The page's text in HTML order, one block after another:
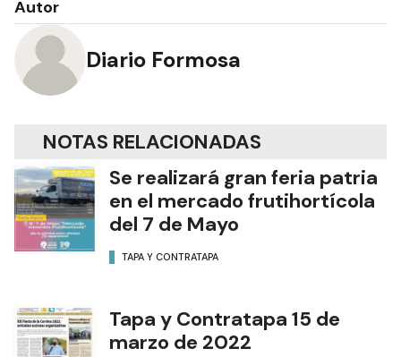
Autor
Diario Formosa
NOTAS RELACIONADAS
Se realizará gran feria patria
en el mercado frutihortícola
del 7 de Mayo
TAPA Y CONTRATAPA
Tapa y Contratapa 15 de
marzo de 2022